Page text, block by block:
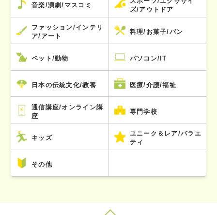
音楽/演劇/マスコミ
ズ/アウトドア
ファッション/インテリ
ア/アート
料理/お菓子/パン
ペット/動物 パソコン/IT
日本の伝統文化/教養 医療/介護/福祉
通信講座/オンライン講
座
専門学校
キッズ
ユニーク＆レア/バラエ
ティ
その他